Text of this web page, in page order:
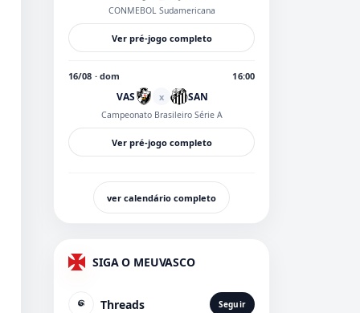
CONMEBOL Sudamericana
Ver pré-jogo completo
16/08 · dom 16:00
VAS x SAN
Campeonato Brasileiro Série A
Ver pré-jogo completo
ver calendário completo
SIGA O MEUVASCO
Threads Seguir